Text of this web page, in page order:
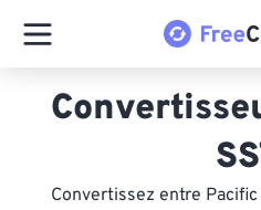
Convertissez entre